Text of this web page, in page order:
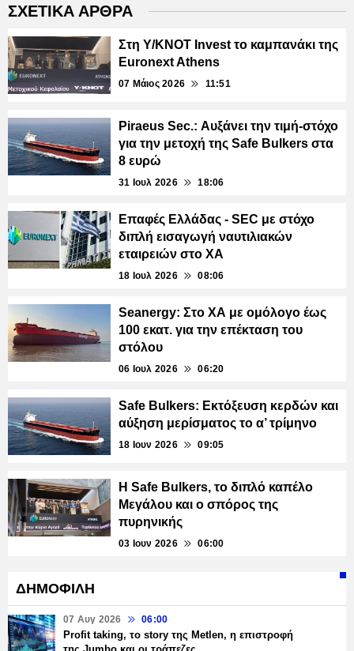
ΣΧΕΤΙΚΑ ΑΡΘΡΑ
Στη Y/KNOT Invest το καμπανάκι της
Euronext Athens
07 Μάιος 2026 11:51
Piraeus Sec.: Αυξάνει την τιμή-στόχο
για την μετοχή της Safe Bulkers στα
8 ευρώ
31 Ιουλ 2026 18:06
Επαφές Ελλάδας - SEC με στόχο
διπλή εισαγωγή ναυτιλιακών
εταιρειών στο ΧΑ
18 Ιουλ 2026 08:06
Seanergy: Στο ΧΑ με ομόλογο έως
100 εκατ. για την επέκταση του
στόλου
06 Ιουλ 2026 06:20
Safe Bulkers: Εκτόξευση κερδών και
αύξηση μερίσματος το α’ τρίμηνο
18 Ιουν 2026 09:05
H Safe Bulkers, το διπλό καπέλο
Μεγάλου και ο σπόρος της
πυρηνικής
03 Ιουν 2026 06:00
ΔΗΜΟΦΙΛΗ
07 Αυγ 2026 06:00
Profit taking, το story της Metlen, η επιστροφή